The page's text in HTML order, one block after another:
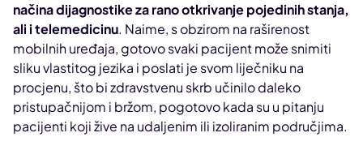
načina dijagnostike za rano otkrivanje pojedinih stanja,
ali i telemedicinu. Naime, s obzirom na raširenost
mobilnih uređaja, gotovo svaki pacijent može snimiti
sliku vlastitog jezika i poslati je svom liječniku na
procjenu, što bi zdravstvenu skrb učinilo daleko
pristupačnijom i bržom, pogotovo kada su u pitanju
pacijenti koji žive na udaljenim ili izoliranim područjima.